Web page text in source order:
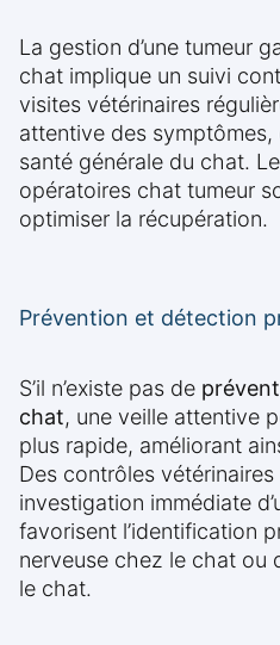
La gestion d’une tumeur
chat implique un suivi
visites vétérinaires
attentive des symptômes,
santé générale du chat.
opératoires chat tumeur
optimiser la récupération.
Prévention et détection
S’il n’existe pas de
chat, une veille attentive
plus rapide, améliorant
Des contrôles
investigation immédiate
favorisent l’identification
nerveuse chez le chat ou
le chat.